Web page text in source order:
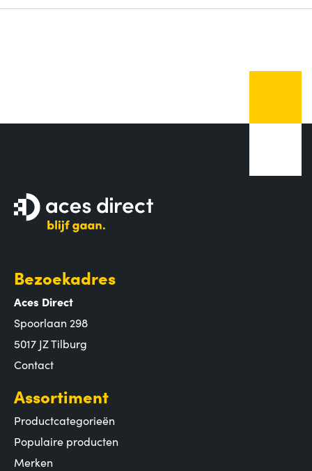
Bezoekadres
Aces Direct
Spoorlaan 298
5017 JZ Tilburg
Contact
Assortiment
Productcategorieën
Populaire producten
Merken